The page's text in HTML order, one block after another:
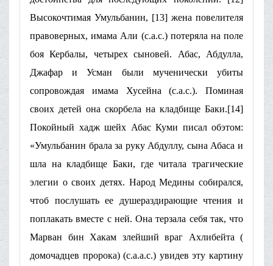
Высокочтимая Умульбанин, [13] жена повелителя
правоверных, имама Али (с.а.с.) потеряла на поле
боя Кербалы, четырех сыновей. Абас, Абдулла,
Джафар и Усман были мученически убиты
сопровождая имама Хусейна (с.а.с.). Поминая
своих детей она скорбела на кладбище Баки.[14]
Покойный хадж шейх Абас Куми писал обэтом:
«Умульбанин брала за руку Абдуллу, сына Абаса и
шла на кладбище Баки, где читала трагические
элегии о своих детях. Народ Медины собирался,
чтоб послушать ее душераздирающие чтения и
поплакать вместе с ней. Она терзала себя так, что
Марван бин Хакам злейший враг Ахлибейта (
домочадцев пророка) (с.а.а.с.) увидев эту картину